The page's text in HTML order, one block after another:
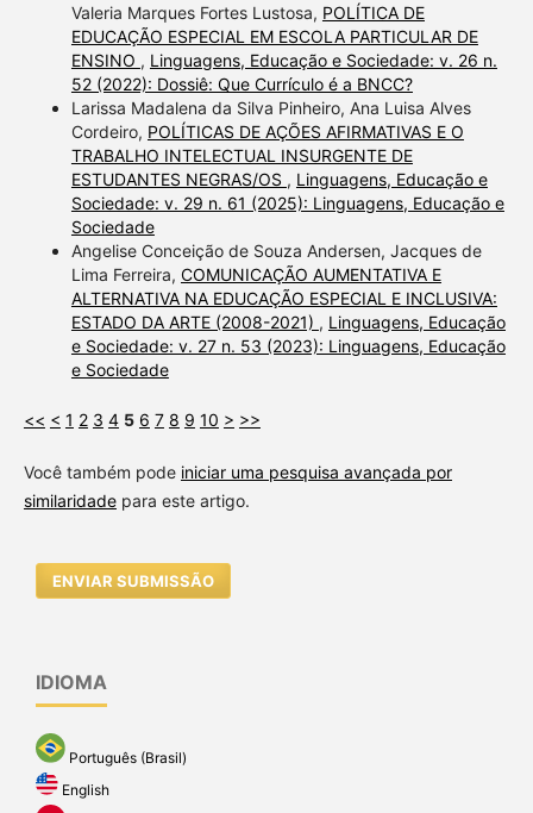
Valeria Marques Fortes Lustosa, POLÍTICA DE
EDUCAÇÃO ESPECIAL EM ESCOLA PARTICULAR DE
ENSINO , Linguagens, Educação e Sociedade: v. 26 n.
52 (2022): Dossiê: Que Currículo é a BNCC?
Larissa Madalena da Silva Pinheiro, Ana Luisa Alves
Cordeiro, POLÍTICAS DE AÇÕES AFIRMATIVAS E O
TRABALHO INTELECTUAL INSURGENTE DE
ESTUDANTES NEGRAS/OS , Linguagens, Educação e
Sociedade: v. 29 n. 61 (2025): Linguagens, Educação e
Sociedade
Angelise Conceição de Souza Andersen, Jacques de
Lima Ferreira, COMUNICAÇÃO AUMENTATIVA E
ALTERNATIVA NA EDUCAÇÃO ESPECIAL E INCLUSIVA:
ESTADO DA ARTE (2008-2021) , Linguagens, Educação
e Sociedade: v. 27 n. 53 (2023): Linguagens, Educação
e Sociedade
<< < 1 2 3 4 5 6 7 8 9 10 > >>
Você também pode iniciar uma pesquisa avançada por
similaridadepara este artigo.
ENVIAR SUBMISSÃO
IDIOMA
Português (Brasil)
English